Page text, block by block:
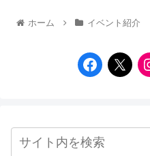
ホーム イベント紹介